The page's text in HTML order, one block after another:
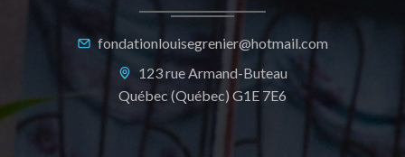
fondationlouisegrenier@hotmail.com
123 rue Armand-Buteau
Québec (Québec) G1E 7E6